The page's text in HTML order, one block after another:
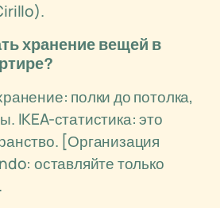
хранение вещей в
полки до потолка,
IKEA-статистика: это
[Организация
оставляйте только